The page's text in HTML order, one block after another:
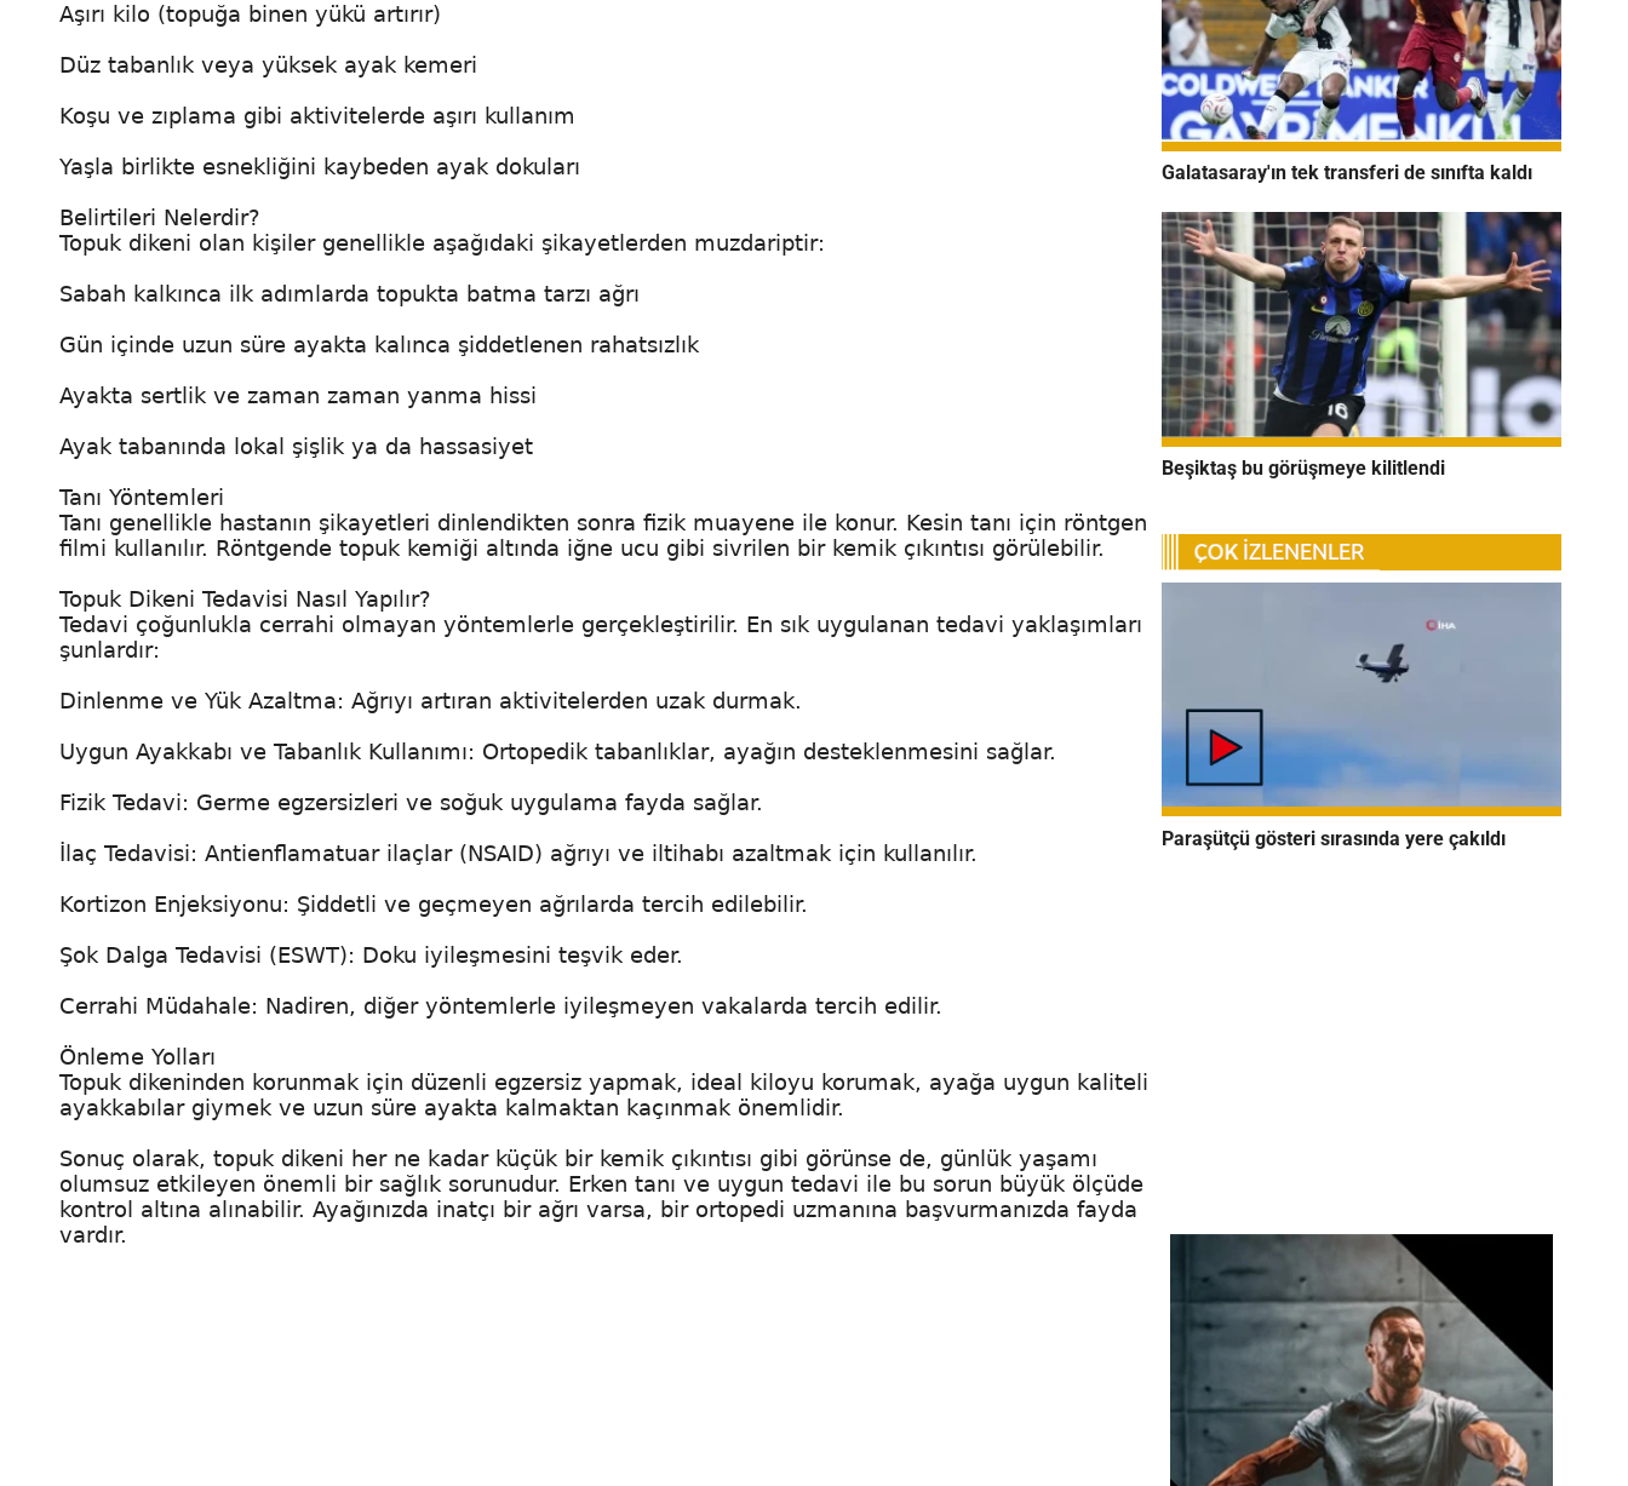
Aşırı kilo (topuğa binen yükü artırır)
Düz tabanlık veya yüksek ayak kemeri
Koşu ve zıplama gibi aktivitelerde aşırı kullanım
Yaşla birlikte esnekliğini kaybeden ayak dokuları
Belirtileri Nelerdir?
Topuk dikeni olan kişiler genellikle aşağıdaki şikayetlerden muzdariptir:
Sabah kalkınca ilk adımlarda topukta batma tarzı ağrı
Gün içinde uzun süre ayakta kalınca şiddetlenen rahatsızlık
Ayakta sertlik ve zaman zaman yanma hissi
Ayak tabanında lokal şişlik ya da hassasiyet
Tanı Yöntemleri
Tanı genellikle hastanın şikayetleri dinlendikten sonra fizik muayene ile konur. Kesin tanı için röntgen
filmi kullanılır. Röntgende topuk kemiği altında iğne ucu gibi sivrilen bir kemik çıkıntısı görülebilir.
Topuk Dikeni Tedavisi Nasıl Yapılır?
Tedavi çoğunlukla cerrahi olmayan yöntemlerle gerçekleştirilir. En sık uygulanan tedavi yaklaşımları
şunlardır:
Dinlenme ve Yük Azaltma: Ağrıyı artıran aktivitelerden uzak durmak.
Uygun Ayakkabı ve Tabanlık Kullanımı: Ortopedik tabanlıklar, ayağın desteklenmesini sağlar.
Fizik Tedavi: Germe egzersizleri ve soğuk uygulama fayda sağlar.
İlaç Tedavisi: Antienflamatuar ilaçlar (NSAID) ağrıyı ve iltihabı azaltmak için kullanılır.
Kortizon Enjeksiyonu: Şiddetli ve geçmeyen ağrılarda tercih edilebilir.
Şok Dalga Tedavisi (ESWT): Doku iyileşmesini teşvik eder.
Cerrahi Müdahale: Nadiren, diğer yöntemlerle iyileşmeyen vakalarda tercih edilir.
Önleme Yolları
Topuk dikeninden korunmak için düzenli egzersiz yapmak, ideal kiloyu korumak, ayağa uygun kaliteli
ayakkabılar giymek ve uzun süre ayakta kalmaktan kaçınmak önemlidir.
Sonuç olarak, topuk dikeni her ne kadar küçük bir kemik çıkıntısı gibi görünse de, günlük yaşamı
olumsuz etkileyen önemli bir sağlık sorunudur. Erken tanı ve uygun tedavi ile bu sorun büyük ölçüde
kontrol altına alınabilir. Ayağınızda inatçı bir ağrı varsa, bir ortopedi uzmanına başvurmanızda fayda
vardır.
Galatasaray'ın tek transferi de sınıfta kaldı
Beşiktaş bu görüşmeye kilitlendi
Paraşütçü gösteri sırasında yere çakıldı